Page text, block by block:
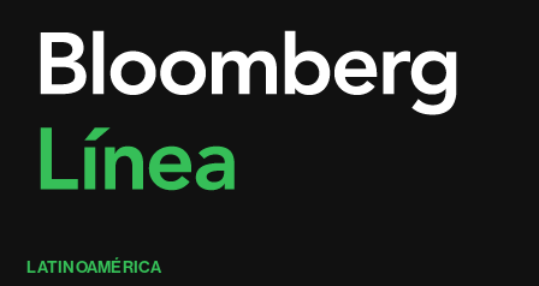
LATINOAMÉRICA